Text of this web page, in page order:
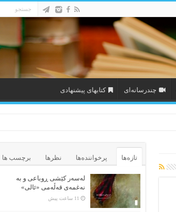
چندرسانه‌ای کتابهای پیشنهادی
تازه‌ها پرخواننده‌ها نظرها برچسب ها
لەسەر کێشی ڕوباعی و به
نەغمەی قەڵەمی «ئالی»
11 ساعت پیش